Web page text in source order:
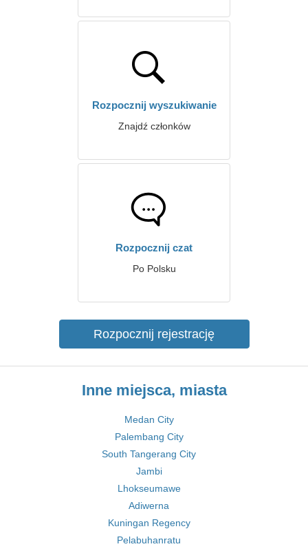
Rozpocznij wyszukiwanie
Znajdź członków
Rozpocznij czat
Po Polsku
Rozpocznij rejestrację
Inne miejsca, miasta
Medan City
Palembang City
South Tangerang City
Jambi
Lhokseumawe
Adiwerna
Kuningan Regency
Pelabuhanratu